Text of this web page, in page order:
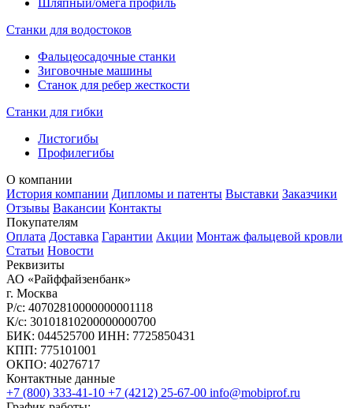
Станки для водостоков
Фальцеосадочные станки
Зиговочные машины
Станок для ребер жесткости
Станки для гибки
Листогибы
Профилегибы
О компании
История компании Дипломы и патенты Выставки Заказчики
Отзывы Вакансии Контакты
Покупателям
Оплата Доставка Гарантии Акции Монтаж фальцевой кровли
Статьи Новости
Реквизиты
АО «Райффайзенбанк»
г. Москва
Р/с: 40702810000000001118
К/с: 30101810200000000700
БИК: 044525700 ИНН: 7725850431
КПП: 775101001
ОКПО: 40276717
Контактные данные
+7 (800) 333-41-10 +7 (4212) 25-67-00 info@mobiprof.ru